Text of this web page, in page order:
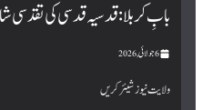
بابِ کربلا : قدسیہ قدسی کی
6 جولائی, 2026
ولایت نیوز شیئر کریں